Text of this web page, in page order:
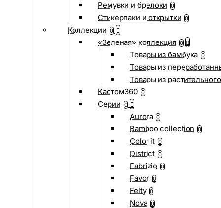
Ремувки и брелоки 0
Стикерпаки и открытки 0
Коллекции 0
«Зеленая» коллекция 0
Товары из бамбука 0
Товары из
Товары из
Кастом360 0
Серии 0
Aurora 0
Bamboo collection 0
Color it 0
District 0
Fabrizio 0
Favor 0
Felty 0
Nova 0